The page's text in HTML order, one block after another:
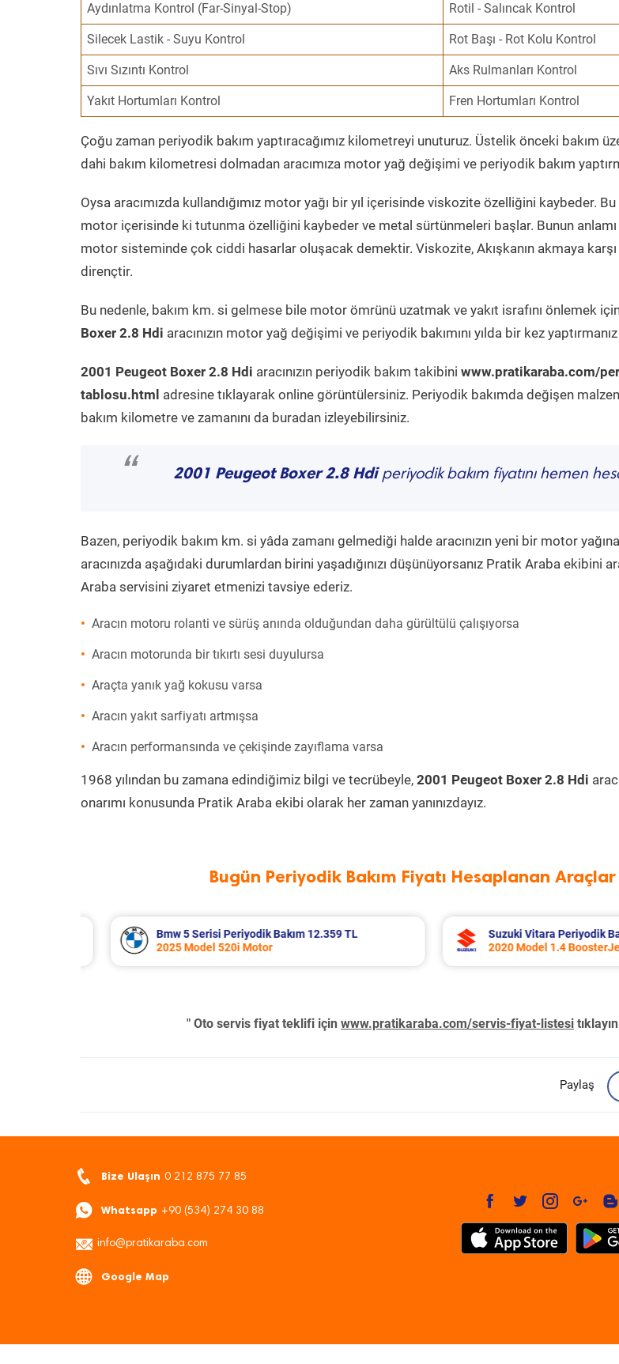
Aydınlatma Kontrol (Far-Sinyal-Stop) Rotil - Salıncak Kontrol
Silecek Lastik - Suyu Kontrol Rot Başı - Rot Kolu Kontrol
Sıvı Sızıntı Kontrol Aks Rulmanları Kontrol
Yakıt Hortumları Kontrol Fren Hortumları Kontrol
Çoğu zaman periyodik bakım yaptıracağımız kilometreyi unuturuz. Üstelik önceki bakım
dahi bakım kilometresi dolmadan aracımıza motor yağ değişimi ve periyodik bakım
Oysa aracımızda kullandığımız motor yağı bir yıl içerisinde viskozite özelliğini kaybeder.
motor içerisinde ki tutunma özelliğini kaybeder ve metal sürtünmeleri başlar. Bunun anlamı
motor sisteminde çok ciddi hasarlar oluşacak demektir. Viskozite, Akışkanın akmaya
dirençtir.
Bu nedenle, bakım km. si gelmese bile motor ömrünü uzatmak ve yakıt israfını önlemek
Boxer 2.8 Hdi aracınızın motor yağ değişimi ve periyodik bakımını yılda bir kez
2001 Peugeot Boxer 2.8 Hdi aracınızın periyodik bakım takibini www.pratikaraba.com/
tablosu.html adresine tıklayarak online görüntülersiniz. Periyodik bakımda değişen
bakım kilometre ve zamanını da buradan izleyebilirsiniz.
“ 2001 Peugeot Boxer 2.8 Hdiperiyodik bakım fiyatını hemen
Bazen, periyodik bakım km. si yâda zamanı gelmediği halde aracınızın yeni bir motor
aracınızda aşağıdaki durumlardan birini yaşadığınızı düşünüyorsanız Pratik Araba ekibini
Araba servisini ziyaret etmenizi tavsiye ederiz.
Aracın motoru rolanti ve sürüş anında olduğundan daha gürültülü çalışıyorsa
Aracın motorunda bir tıkırtı sesi duyulursa
Araçta yanık yağ kokusu varsa
Aracın yakıt sarfiyatı artmışsa
Aracın performansında ve çekişinde zayıflama varsa
1968 yılından bu zamana edindiğimiz bilgi ve tecrübeyle, 2001 Peugeot Boxer 2.8 Hdi
onarımı konusunda Pratik Araba ekibi olarak her zaman yanınızdayız.
Bugün Periyodik Bakım Fiyatı Hesaplanan Araçlar
Suzuki Vitara Periyodik Bakım 7.680 TL
2020 Model 1.4 BoosterJet Motor
Toyota Corolla
2022 Model 1.8
" Oto servis fiyat teklifi için www.pratikaraba.com/servis-fiyat-listesi
Paylaş
Bize Ulaşın 0 212 875 77 85
Whatsapp +90 (534) 274 30 88
info@pratikaraba.com
Google Map